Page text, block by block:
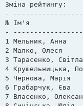
Зміна рейтингу:
-
№ Ім'я
-
1 Мельник, Анна
2 Малко, Олеся
3 Тарасенко,
4 Крушельницька,
5 Чернова,
6 Грабарчук,
7 Власенко,